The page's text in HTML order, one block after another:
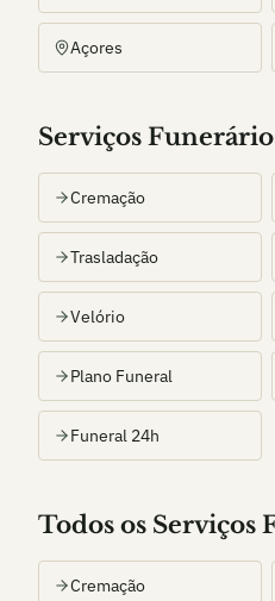
Açores
Serviços
Cremação
Trasladação
Velório
Plano Funeral
Funeral 24h
Todos os Serviços
Cremação